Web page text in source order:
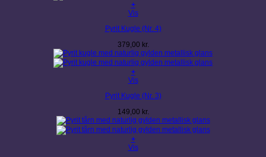
+
Vis
Pyrit Kugle (Nr. 4)
379,00 kr.
+
Vis
Pyrit Kugle (Nr. 3)
149,00 kr.
+
Vis